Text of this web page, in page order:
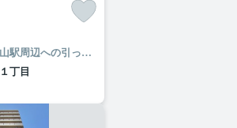
名古屋市営名城線金山駅周辺への引っ越しをお考えなら「S-FORT金山」。セブンイレブン 名古屋尾頭橋店まで徒歩4分と近場にコンビニがあるのもポイント。ここから実現させましょう。新たな住まい探しを楽しみながら始めていきませんか。快適な環境作りのお手伝いをして参ります。
丁目